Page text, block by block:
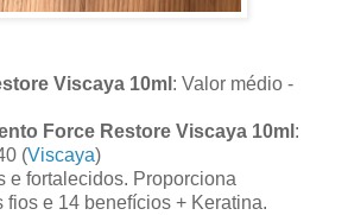
Viscaya 10ml : Valor médio -
Force Restore Viscaya 10ml :
(Viscaya)
e fortalecidos. Proporciona
fios e 14 benefícios + Keratina.